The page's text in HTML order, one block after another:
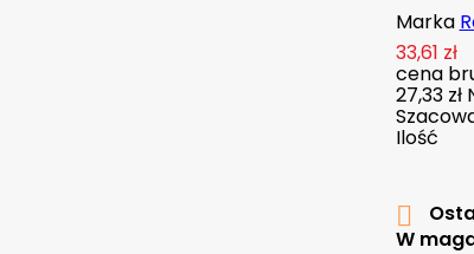
Marka
33,61 zł
cena
27,33 zł
Ilość

W